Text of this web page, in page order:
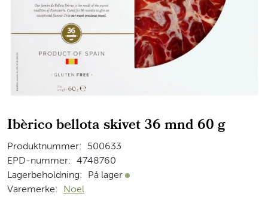
Ibèrico bellota skivet 36 mnd 60 g
Produktnummer:
500633
EPD-nummer:
4748760
Lagerbeholdning:
På lager På lager
Varemerke: Noel